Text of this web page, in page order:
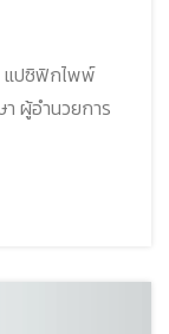
แปซิฟิกไพพ์
ผู้อำนวยการ